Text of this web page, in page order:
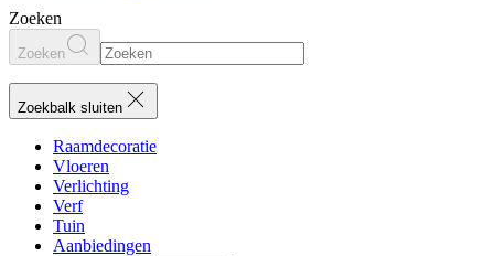
Zoeken
Zoeken
Zoekbalk sluiten
Raamdecoratie
Vloeren
Verlichting
Verf
Tuin
Aanbiedingen